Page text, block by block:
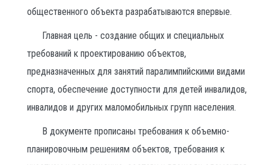
общественного объекта разрабатываются впервые.
Главная цель - создание общих и специальных
требований к проектированию объектов,
предназначенных для занятий паралимпийскими видами
спорта, обеспечение доступности для детей инвалидов,
инвалидов и других маломобильных групп населения.
В документе прописаны требования к объемно-
планировочным решениям объектов, требования к